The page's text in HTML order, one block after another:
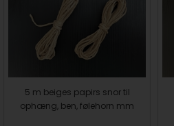
5 m beiges papirs snor til
ophæng, ben, følehorn mm